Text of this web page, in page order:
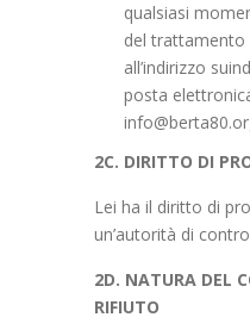
qualsiasi
del trattamento
all’indirizzo
posta
2C. DIRITTO DI
Lei ha il diritto di
un’autorità di
2D. NATURA DEL
RIFIUTO